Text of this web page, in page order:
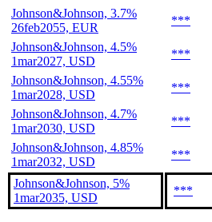
Johnson&Johnson, 3.7%
26feb2055, EUR
***
Johnson&Johnson, 4.5%
1mar2027, USD
***
Johnson&Johnson, 4.55%
1mar2028, USD
***
Johnson&Johnson, 4.7%
1mar2030, USD
***
Johnson&Johnson, 4.85%
1mar2032, USD
***
Johnson&Johnson, 5%
1mar2035, USD
***